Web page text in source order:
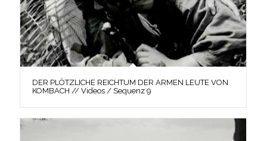
DER PLÖTZLICHE REICHTUM DER ARMEN LEUTE VON
KOMBACH // Videos / Sequenz 9